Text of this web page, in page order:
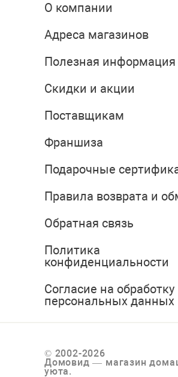
О компании
Адреса магазинов
Полезная информация
Скидки и акции
Поставщикам
Франшиза
Подарочные
Правила возврата и
Обратная связь
Политика
конфиденциальности
Согласие на обработку
персональных данных
© 2002-2026
Домовид — магазин
уюта.